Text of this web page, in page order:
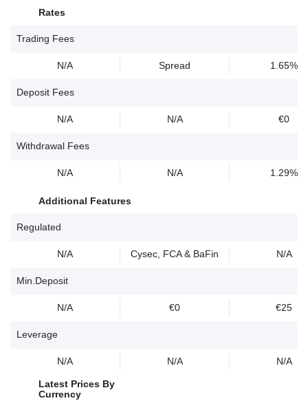
Rates
Trading Fees
N/A Spread 1.65%
Deposit Fees
N/A N/A €0
Withdrawal Fees
N/A N/A 1.29%
Additional Features
Regulated
N/A Cysec, FCA & BaFin N/A
Min.Deposit
N/A €0 €25
Leverage
N/A N/A N/A
Latest Prices By
Currency